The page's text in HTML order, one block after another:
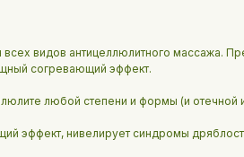
видов антицеллюлитного массажа.
согревающий эффект.
любой степени и формы (и отечной
эффект, нивелирует синдромы